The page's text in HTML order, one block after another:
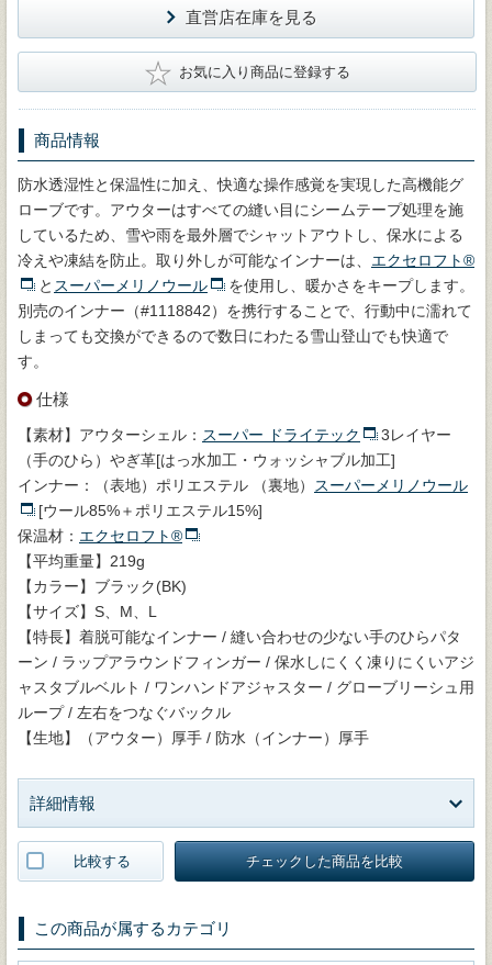
直営店在庫を見る
★ お気に入り商品に登録する
商品情報
防水透湿性と保温性に加え、快適な操作感覚を実現した高機能グ
ローブです。アウターはすべての縫い目にシームテープ処理を施
しているため、雪や雨を最外層でシャットアウトし、保水による
冷えや凍結を防止。取り外しが可能なインナーは、 エクセロフト®
と スーパーメリノウール
を使用し、暖かさをキープします。
別売のインナー（#1118842）を携行することで、行動中に濡れて
しまっても交換ができるので数日にわたる雪山登山でも快適で
す。
仕様
【素材】アウターシェル： スーパー ドライテック
3レイヤー
（手のひら）やぎ革[はっ水加工・ウォッシャブル加工]
インナー：（表地）ポリエステル （裏地）
スーパーメリノウール
[ウール85%＋ポリエステル15%]
保温材： エクセロフト®
【平均重量】219g
【カラー】ブラック(BK)
【サイズ】S、M、L
【特長】着脱可能なインナー / 縫い合わせの少ない手のひらパタ
ーン / ラップアラウンドフィンガー / 保水しにくく凍りにくいアジ
ャスタブルベルト / ワンハンドアジャスター / グローブリーシュ用
ループ / 左右をつなぐバックル
【生地】（アウター）厚手 / 防水（インナー）厚手
詳細情報
比較する チェックした商品を比較
この商品が属するカテゴリ